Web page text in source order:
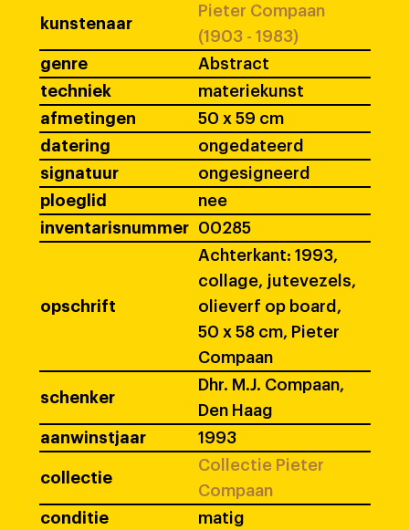
kunstenaar
Pieter Compaan
(1903 - 1983)
genre
Abstract
techniek
materiekunst
afmetingen
50 x 59 cm
datering
ongedateerd
signatuur
ongesigneerd
ploeglid
nee
inventarisnummer
00285
opschrift
Achterkant: 1993,
collage, jutevezels,
olieverf op board,
50 x 58 cm, Pieter
Compaan
schenker
Dhr. M.J. Compaan,
Den Haag
aanwinstjaar
1993
collectie
Collectie Pieter
Compaan
conditie
matig